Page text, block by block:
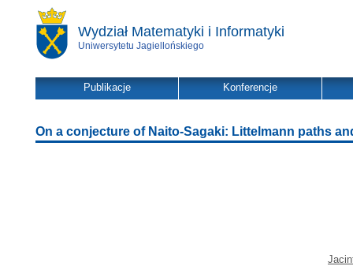
Wydział Matematyki i Informatyki
Uniwersytetu Jagiellońskiego
Publikacje Konferencje
On a conjecture of Naito-Sagaki: Littelmann paths